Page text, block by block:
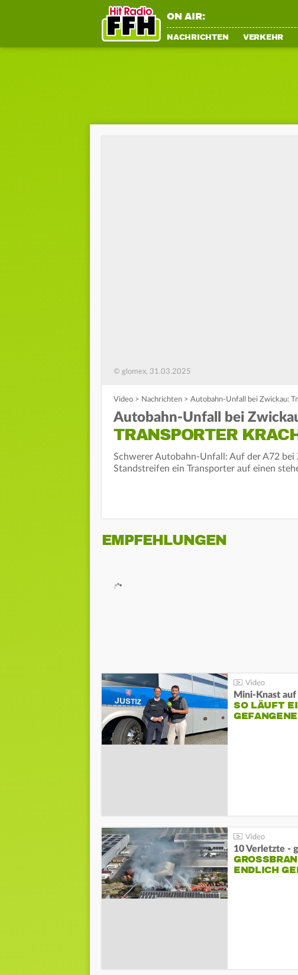
ON AIR:
NACHRICHTEN VERKEHR
© glomex, 31.03.2025
Video > Nachrichten > Autobahn-Unfall bei Zwickau:
Autobahn-Unfall bei
TRANSPORTER
Schwerer Autobahn-Unfall: Auf der A72
Standstreifen ein Transporter auf einen
EMPFEHLUNGEN
Mini-Knast auf
SO LÄUFT
10 Verletzte -
NDLICH